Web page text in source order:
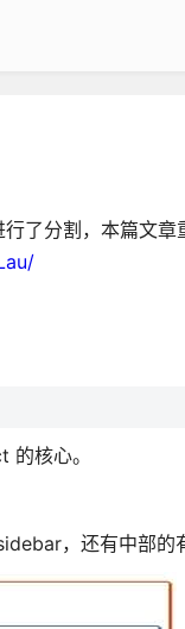
了分割，本篇文章
核心。
，还有中部的